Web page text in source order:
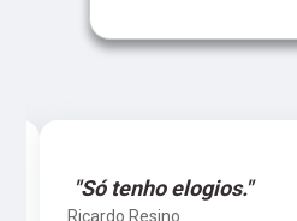
"Só tenho elogios."
Ricardo Resino